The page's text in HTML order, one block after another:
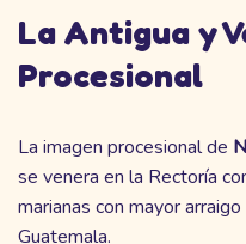
La Antigua y
Procesional
La imagen procesional de
se venera en la Rectoría
marianas con mayor
Guatemala.